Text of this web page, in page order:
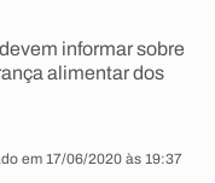
informar sobre
alimentar dos
em 17/06/2020 às 19:37